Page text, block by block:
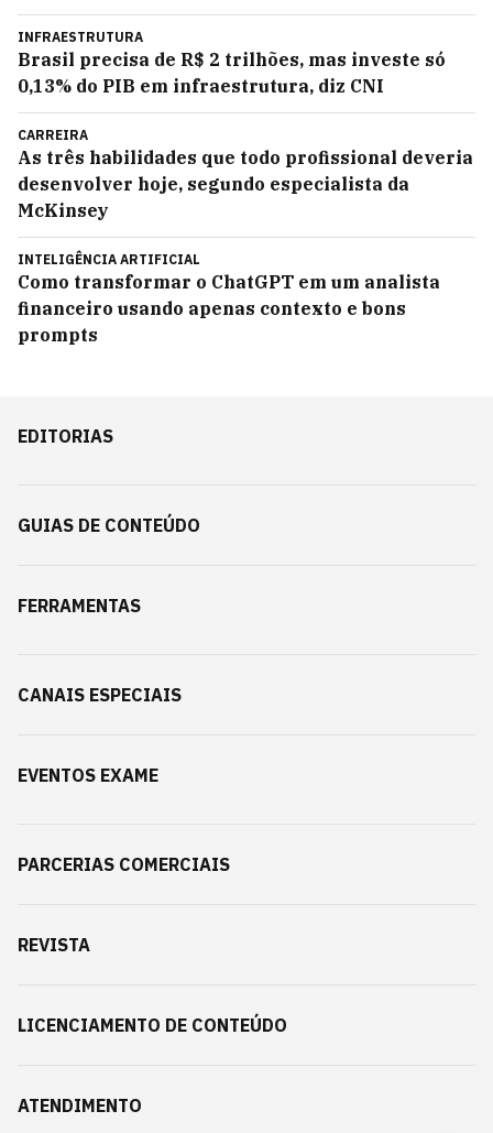
INFRAESTRUTURA
Brasil precisa de R$ 2 trilhões, mas investe só
0,13% do PIB em infraestrutura, diz CNI
CARREIRA
As três habilidades que todo profissional deveria
desenvolver hoje, segundo especialista da
McKinsey
INTELIGÊNCIA ARTIFICIAL
Como transformar o ChatGPT em um analista
financeiro usando apenas contexto e bons
prompts
EDITORIAS
GUIAS DE CONTEÚDO
FERRAMENTAS
CANAIS ESPECIAIS
EVENTOS EXAME
PARCERIAS COMERCIAIS
REVISTA
LICENCIAMENTO DE CONTEÚDO
ATENDIMENTO